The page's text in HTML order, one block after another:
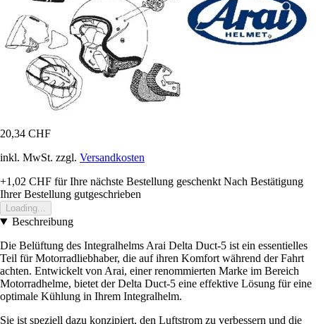
20,34 CHF
inkl. MwSt. zzgl. Versandkosten
+1,02 CHF für Ihre nächste Bestellung geschenkt Nach Bestätigung
Ihrer Bestellung gutgeschrieben
Loading...
Beschreibung
Die Belüftung des Integralhelms Arai Delta Duct-5 ist ein essentielles
Teil für Motorradliebhaber, die auf ihren Komfort während der Fahrt
achten. Entwickelt von Arai, einer renommierten Marke im Bereich
Motorradhelme, bietet der Delta Duct-5 eine effektive Lösung für eine
optimale Kühlung in Ihrem Integralhelm.
Sie ist speziell dazu konzipiert, den Luftstrom zu verbessern und die